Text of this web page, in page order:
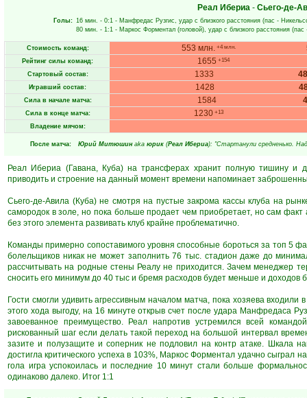
Реал Ибериа- Сьего-де-
Голы: 16 мин. - 0:1 - Манфредас Рузгис, удар с близкого расстояния (пас -
80 мин. - 1:1 - Маркос Форментал (головой), удар с близкого расстояния
Стоимость команд: 553 млн. +4 млн.
Рейтинг силы команд: 1655 +154
Стартовый состав: 1333
Игравший состав: 1428
Сила в начале матча: 1584
Сила в конце матча: 1230 +13
Владение мячом:
После матча: Юрий Митюшин aka юрик (Реал Ибериа): "Стартанули средненько.
Реал Ибериа (Гавана, Куба) на трансферах хранит полную тишину и
приводить и строение на данный момент времени напоминает
Сьего-де-Авила (Куба) не смотря на пустые закрома кассы клуба на
самородок в золе, но пока больше продает чем приобретает, но сам
без этого элемента развивать клуб крайне проблематично.
Команды примерно сопоставимого уровня способные бороться за топ 5
болельщиков никак не может заполнить 76 тыс. стадион даже до
рассчитывать на родные стены Реалу не приходится. Зачем менеджер
сносить его минимум до 40 тыс и бремя расходов будет меньше и доходов
Гости смогли удивить агрессивным началом матча, пока хозяева
этого хода выгоду, на 16 минуте открыв счет после удара Манфредаса
завоеванное преимущество. Реал напротив устремился всей
рискованный шаг если делать такой переход на большой интервал
зазите и полузащите и соперник не подловил на контр атаке. Шкала
достигла критического успеха в 103%, Маркос Форментал удачно сыграл
гола игра успокоилась и последние 10 минут стали больше
одинаково далеко. Итог 1:1